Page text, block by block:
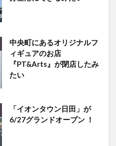
中央町にあるオリジナルフ
ィギュアのお店
『PT&Arts』が閉店したみ
たい
「イオンタウン日田」が
6/27グランドオープン ！